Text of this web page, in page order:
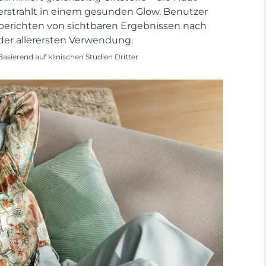
in einem gesunden Glow. Benutzer
von sichtbaren Ergebnissen nach
allerersten Verwendung.
auf klinischen Studien Dritter